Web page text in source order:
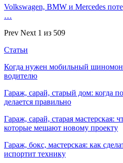
Volkswagen, BMW и Mercedes
…
Prev Next 1 из 509
Статьи
Когда нужен мобильный
водителю
Гараж, сарай, старый дом: когда
делается правильно
Гараж, сарай, старая мастерская:
которые мешают новому проекту
Гараж, бокс, мастерская: как
испортит технику